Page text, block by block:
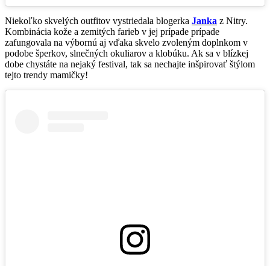
Niekoľko skvelých outfitov vystriedala blogerka Janka z Nitry.
Kombinácia kože a zemitých farieb v jej prípade prípade
zafungovala na výbornú aj vďaka skvelo zvoleným doplnkom v
podobe šperkov, slnečných okuliarov a klobúku. Ak sa v blízkej
dobe chystáte na nejaký festival, tak sa nechajte inšpirovať štýlom
tejto trendy mamičky!